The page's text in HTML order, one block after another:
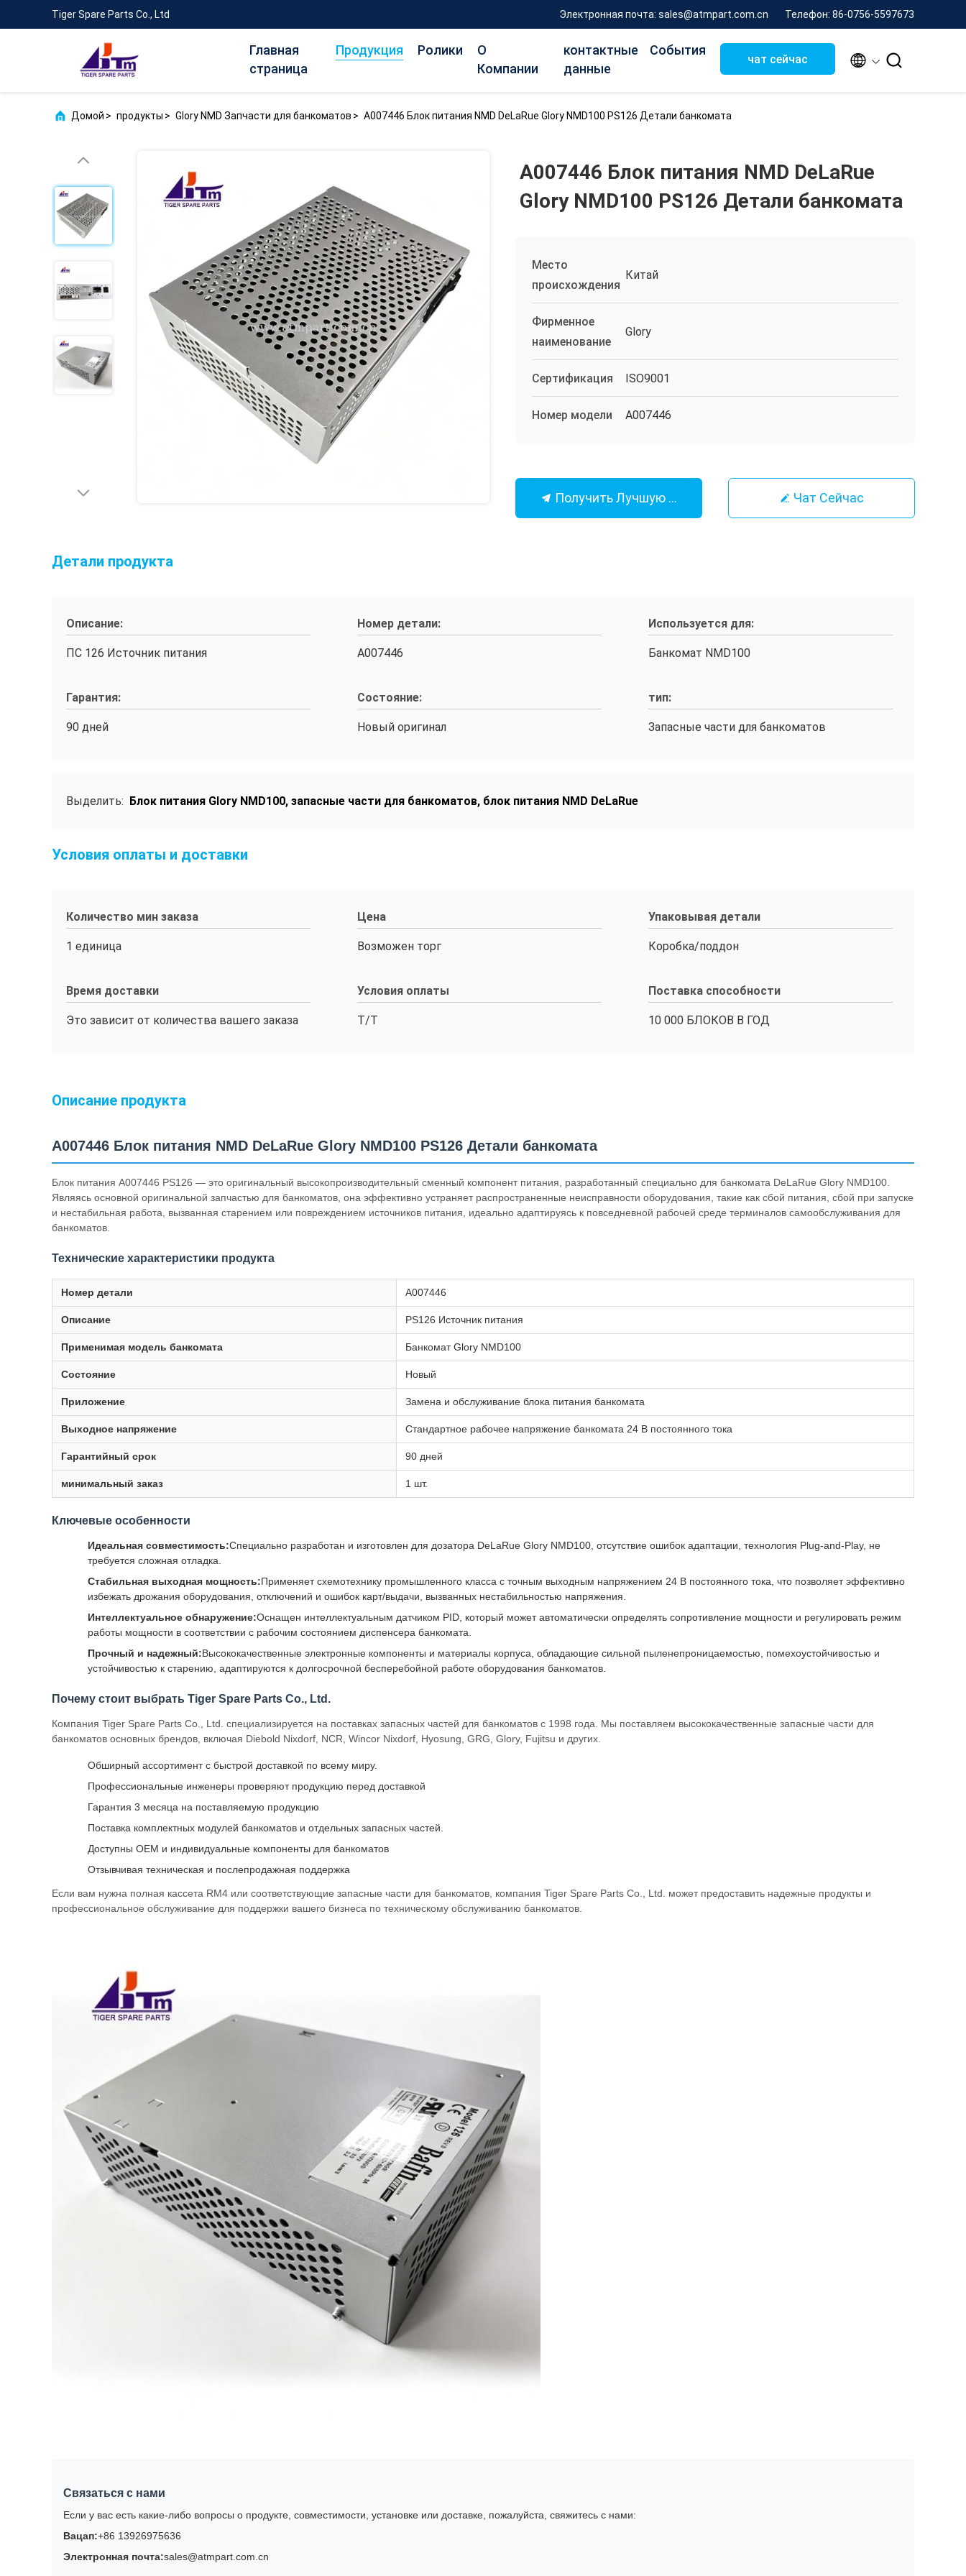
Tiger Spare Parts Co., Ltd Электронная почта: sales@atmpart.com.cn Телефон: 86-0756-5597673
Главная
страница
Продукция Ролики
О
Компании
контактные
данные
События
чат сейчас  
Домой > продукты > Glory NMD Запчасти для банкоматов > A007446 Блок питания NMD DeLaRue Glory NMD100 PS126 Детали банкомата
A007446 Блок питания NMD DeLaRue
Glory NMD100 PS126 Детали банкомата
Место
происхождения
Китай
Фирменное
наименование
Glory
Сертификация ISO9001
Номер модели А007446
Получить Лучшую Цену Чат Сейчас
Детали продукта
Описание:
ПС 126 Источник питания
Номер детали:
А007446
Используется для:
Банкомат NMD100
Гарантия:
90 дней
Состояние:
Новый оригинал
тип:
Запасные части для банкоматов
Выделить: Блок питания Glory NMD100, запасные части для банкоматов, блок питания NMD DeLaRue
Условия оплаты и доставки
Количество мин заказа
1 единица
Цена
Возможен торг
Упаковывая детали
Коробка/поддон
Время доставки
Это зависит от количества вашего заказа
Условия оплаты
Т/Т
Поставка способности
10 000 БЛОКОВ В ГОД
Описание продукта
A007446 Блок питания NMD DeLaRue Glory NMD100 PS126 Детали банкомата
Блок питания A007446 PS126 — это оригинальный высокопроизводительный сменный компонент питания, разработанный специально для банкомата DeLaRue Glory NMD100.
Являясь основной оригинальной запчастью для банкоматов, она эффективно устраняет распространенные неисправности оборудования, такие как сбой питания, сбой при запуске
и нестабильная работа, вызванная старением или повреждением источников питания, идеально адаптируясь к повседневной рабочей среде терминалов самообслуживания для
банкоматов.
Технические характеристики продукта
Номер детали А007446
Описание PS126 Источник питания
Применимая модель банкомата Банкомат Glory NMD100
Состояние Новый
Приложение Замена и обслуживание блока питания банкомата
Выходное напряжение Стандартное рабочее напряжение банкомата 24 В постоянного тока
Гарантийный срок 90 дней
минимальный заказ 1 шт.
Ключевые особенности
Идеальная совместимость:Специально разработан и изготовлен для дозатора DeLaRue Glory NMD100, отсутствие ошибок адаптации, технология Plug-and-Play, не
требуется сложная отладка.
Стабильная выходная мощность:Применяет схемотехнику промышленного класса с точным выходным напряжением 24 В постоянного тока, что позволяет эффективно
избежать дрожания оборудования, отключений и ошибок карт/выдачи, вызванных нестабильностью напряжения.
Интеллектуальное обнаружение:Оснащен интеллектуальным датчиком PID, который может автоматически определять сопротивление мощности и регулировать режим
работы мощности в соответствии с рабочим состоянием диспенсера банкомата.
Прочный и надежный:Высококачественные электронные компоненты и материалы корпуса, обладающие сильной пыленепроницаемостью, помехоустойчивостью и
устойчивостью к старению, адаптируются к долгосрочной бесперебойной работе оборудования банкоматов.
Почему стоит выбрать Tiger Spare Parts Co., Ltd.
Компания Tiger Spare Parts Co., Ltd. специализируется на поставках запасных частей для банкоматов с 1998 года. Мы поставляем высококачественные запасные части для
банкоматов основных брендов, включая Diebold Nixdorf, NCR, Wincor Nixdorf, Hyosung, GRG, Glory, Fujitsu и других.
Обширный ассортимент с быстрой доставкой по всему миру.
Профессиональные инженеры проверяют продукцию перед доставкой
Гарантия 3 месяца на поставляемую продукцию
Поставка комплектных модулей банкоматов и отдельных запасных частей.
Доступны OEM и индивидуальные компоненты для банкоматов
Отзывчивая техническая и послепродажная поддержка
Если вам нужна полная кассета RM4 или соответствующие запасные части для банкоматов, компания Tiger Spare Parts Co., Ltd. может предоставить надежные продукты и
профессиональное обслуживание для поддержки вашего бизнеса по техническому обслуживанию банкоматов.
Связаться с нами
Если у вас есть какие-либо вопросы о продукте, совместимости, установке или доставке, пожалуйста, свяжитесь с нами:
Вацап:+86 13926975636
Электронная почта:sales@atmpart.com.cn